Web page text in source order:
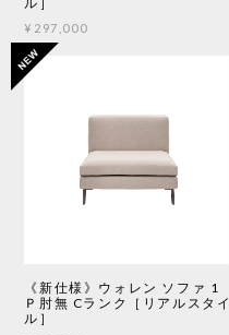
¥297,000
《新仕様》ウォレン ソファ 1
Ｐ肘無 Cランク［リアルスタイ
ル］